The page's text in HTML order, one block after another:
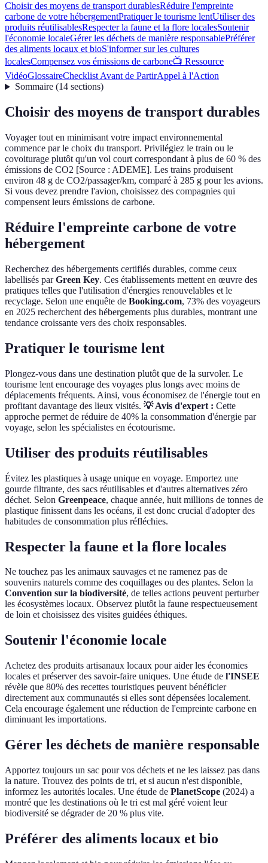
Choisir des moyens de transport durablesRéduire l'empreinte
carbone de votre hébergementPratiquer le tourisme lentUtiliser des
produits réutilisablesRespecter la faune et la flore localesSoutenir
l'économie localeGérer les déchets de manière responsablePréférer
des aliments locaux et bioS'informer sur les cultures
localesCompensez vos émissions de carbone📺 Ressource
VidéoGlossaireChecklist Avant de PartirAppel à l'Action
Sommaire(14 sections)
Choisir des moyens de transport durables
Voyager tout en minimisant votre impact environnemental
commence par le choix du transport. Privilégiez le train ou le
covoiturage plutôt qu'un vol court correspondant à plus de 60 % des
émissions de CO2 [Source : ADEME]. Les trains produisent
environ 48 g de CO2/passager/km, comparé à 285 g pour les avions.
Si vous devez prendre l'avion, choisissez des compagnies qui
compensent leurs émissions de carbone.
Réduire l'empreinte carbone de votre
hébergement
Recherchez des hébergements certifiés durables, comme ceux
labellisés parGreen Key. Ces établissements mettent en œuvre des
pratiques telles que l'utilisation d'énergies renouvelables et le
recyclage. Selon une enquête de Booking.com, 73% des voyageurs
en 2025 recherchent des hébergements plus durables, montrant une
tendance croissante vers des choix responsables.
Pratiquer le tourisme lent
Plongez-vous dans une destination plutôt que de la survoler. Le
tourisme lent encourage des voyages plus longs avec moins de
déplacements fréquents. Ainsi, vous économisez de l'énergie tout en
profitant davantage des lieux visités. 💡 Avis d'expert : Cette
approche permet de réduire de 40% la consommation d'énergie par
voyage, selon les spécialistes en écotourisme.
Utiliser des produits réutilisables
Évitez les plastiques à usage unique en voyage. Emportez une
gourde filtrante, des sacs réutilisables et d'autres alternatives zéro
déchet. Selon Greenpeace, chaque année, huit millions de tonnes de
plastique finissent dans les océans, il est donc crucial d'adopter des
habitudes de consommation plus réfléchies.
Respecter la faune et la flore locales
Ne touchez pas les animaux sauvages et ne ramenez pas de
souvenirs naturels comme des coquillages ou des plantes. Selon la
Convention sur la biodiversité, de telles actions peuvent perturber
les écosystèmes locaux. Observez plutôt la faune respectueusement
de loin et choisissez des visites guidées éthiques.
Soutenir l'économie locale
Achetez des produits artisanaux locaux pour aider les économies
locales et préserver des savoir-faire uniques. Une étude de l'INSEE
révèle que 80% des recettes touristiques peuvent bénéficier
directement aux communautés si elles sont dépensées localement.
Cela encourage également une réduction de l'empreinte carbone en
diminuant les importations.
Gérer les déchets de manière responsable
Apportez toujours un sac pour vos déchets et ne les laissez pas dans
la nature. Trouvez des points de tri, et si aucun n'est disponible,
informez les autorités locales. Une étude de PlanetScope (2024) a
montré que les destinations où le tri est mal géré voient leur
biodiversité se dégrader de 20 % plus vite.
Préférer des aliments locaux et bio